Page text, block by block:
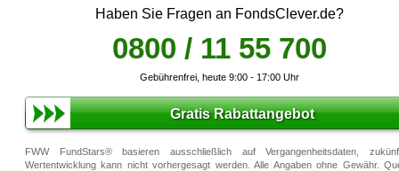
Haben Sie Fragen an FondsClever.de?
0800 / 11 55 700
Gebührenfrei, heute 9:00 - 17:00 Uhr
Gratis Rabattangebot
FWW FundStars® basieren ausschließlich auf Vergangenheitsdaten,
Wertentwicklung kann nicht vorhergesagt werden. Alle Angaben ohne Gewähr.